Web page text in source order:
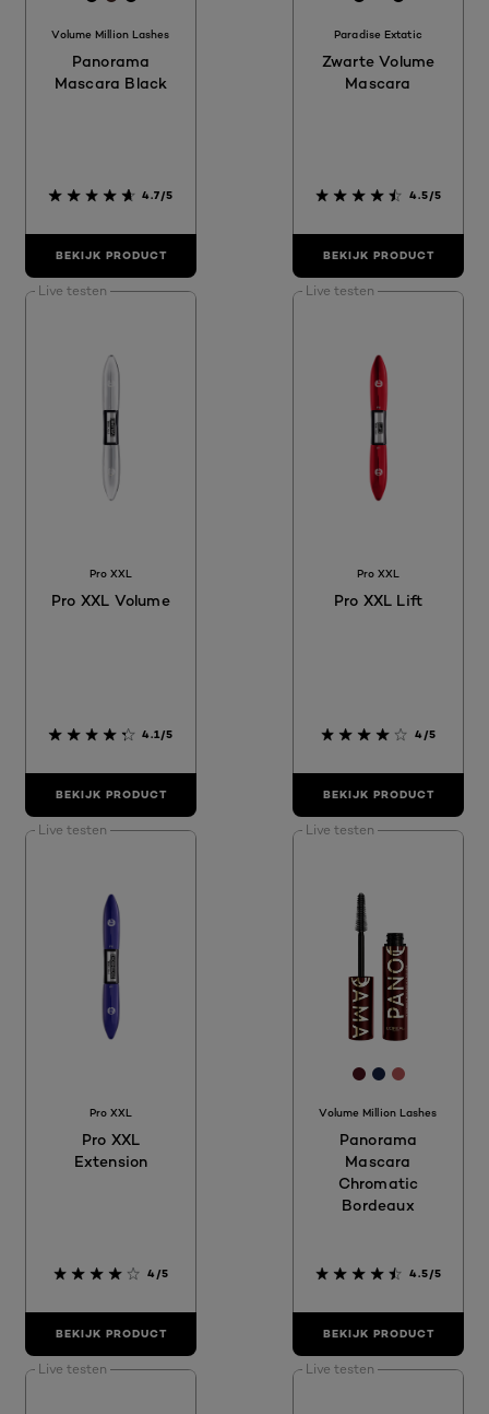
Volume Million Lashes
Panorama
Mascara Black
4.7/5
BEKIJK PRODUCT
Paradise Extatic
Zwarte Volume
Mascara
4.5/5
BEKIJK PRODUCT
Live testen
Pro XXL
Pro XXL Volume
4.1/5
BEKIJK PRODUCT
Live testen
Pro XXL
Pro XXL Lift
4/5
BEKIJK PRODUCT
Live testen
Pro XXL
Pro XXL
Extension
4/5
BEKIJK PRODUCT
Live testen
[Color]:
[Color]:
[Color]:
Volume Million Lashes
Panorama
Mascara
Chromatic
Bordeaux
4.5/5
BEKIJK PRODUCT
Live testen Live testen